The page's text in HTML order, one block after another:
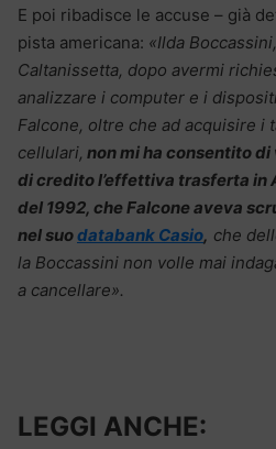
E poi ribadisce le accuse – già
pista americana: «Ilda
Caltanissetta, dopo avermi
analizzare i computer e i
Falcone, oltre che ad acquisire i
cellulari, non mi ha consentito
di credito l’effettiva trasferta in
del 1992, che Falcone aveva
nel suodatabank Casio, che
la Boccassini non volle mai
a cancellare».
LEGGI ANCHE: